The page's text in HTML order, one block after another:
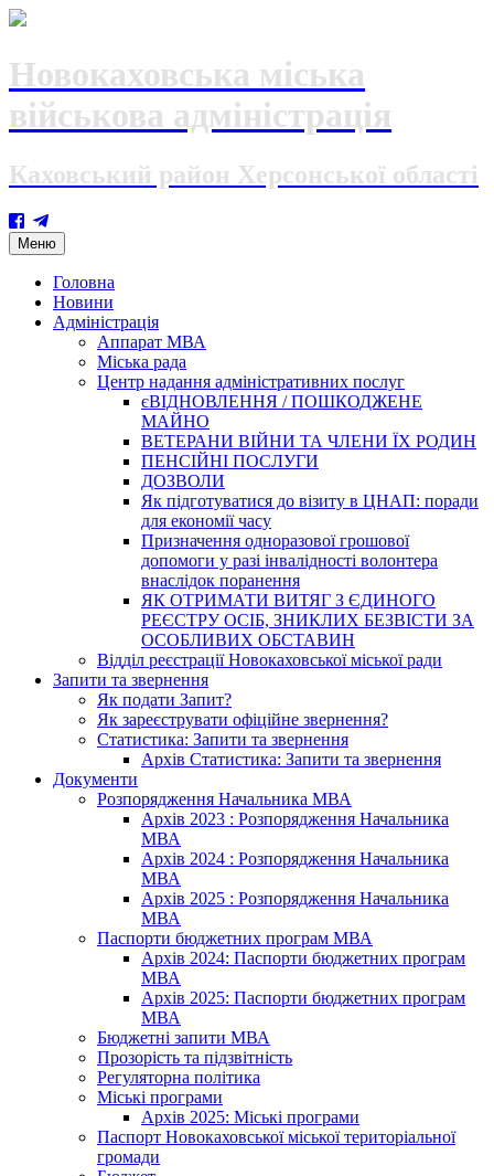
Новокаховська міська
військова адміністрація
Каховський район Херсонської області
Меню Skip
to
content
Головна
Новини
Адміністрація
Аппарат МВА
Міська рада
Центр надання адміністративних послуг
єВІДНОВЛЕННЯ / ПОШКОДЖЕНЕ
МАЙНО
ВЕТЕРАНИ ВІЙНИ ТА ЧЛЕНИ ЇХ РОДИН
ПЕНСІЙНІ ПОСЛУГИ
ДОЗВОЛИ
Як підготуватися до візиту в ЦНАП: поради
для економії часу
Призначення одноразової грошової
допомоги у разі інвалідності волонтера
внаслідок поранення
ЯК ОТРИМАТИ ВИТЯГ З ЄДИНОГО
РЕЄСТРУ ОСІБ, ЗНИКЛИХ БЕЗВІСТИ ЗА
ОСОБЛИВИХ ОБСТАВИН
Відділ реєстрації Новокаховської міської ради
Запити та звернення
Як подати Запит?
Як зареєструвати офіційне звернення?
Статистика: Запити та звернення
Архів Статистика: Запити та звернення
Документи
Розпорядження Начальника МВА
Архів 2023 : Розпорядження Начальника
МВА
Архів 2024 : Розпорядження Начальника
МВА
Архів 2025 : Розпорядження Начальника
МВА
Паспорти бюджетних програм МВА
Архів 2024: Паспорти бюджетних програм
МВА
Архів 2025: Паспорти бюджетних програм
МВА
Бюджетні запити МВА
Прозорість та підзвітність
Регуляторна політика
Міські програми
Архів 2025: Міські програми
Паспорт Новокаховської міської територіальної
громади